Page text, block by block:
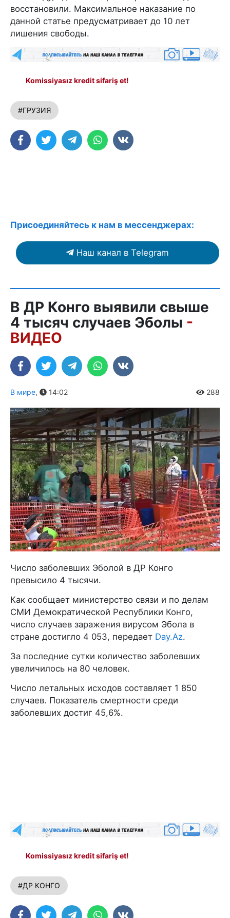
восстановили. Максимальное наказание по
данной статье предусматривает до 10 лет
лишения свободы.
Komissiyasız kredit sifariş et!
#ГРУЗИЯ
Присоединяйтесь к нам в мессенджерах:
Наш канал в Telegram
В ДР Конго выявили свыше
4 тысяч случаев Эболы -
ВИДЕО
В мире, 14:02 288
Число заболевших Эболой в ДР Конго
превысило 4 тысячи.
Как сообщает министерство связи и по делам
СМИ Демократической Республики Конго,
число случаев заражения вирусом Эбола в
стране достигло 4 053, передает Day.Az.
За последние сутки количество заболевших
увеличилось на 80 человек.
Число летальных исходов составляет 1 850
случаев. Показатель смертности среди
заболевших достиг 45,6%.
Komissiyasız kredit sifariş et!
#ДР КОНГО